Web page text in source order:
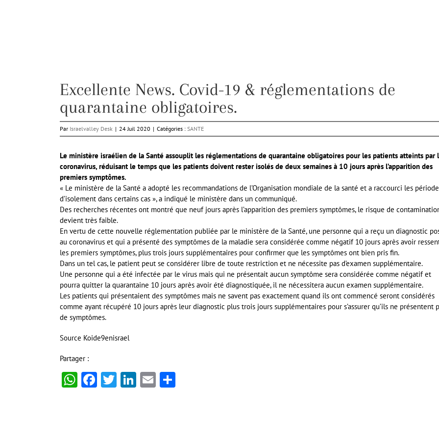
Excellente News. Covid-19 & réglementations de
quarantaine obligatoires.
Par Israelvalley Desk | 24 Juil 2020 | Catégories : SANTE
Le ministère israélien de la Santé assouplit les réglementations de quarantaine obligatoires pour les patients atteints par
coronavirus, réduisant le temps que les patients doivent rester isolés de deux semaines à 10 jours après l’apparition des
premiers symptômes.
« Le ministère de la Santé a adopté les recommandations de l’Organisation mondiale de la santé et a raccourci les
d’isolement dans certains cas », a indiqué le ministère dans un communiqué.
Des recherches récentes ont montré que neuf jours après l’apparition des premiers symptômes, le risque de
devient très faible.
En vertu de cette nouvelle réglementation publiée par le ministère de la Santé, une personne qui a reçu un diagnostic
au coronavirus et qui a présenté des symptômes de la maladie sera considérée comme négatif 10 jours après avoir
les premiers symptômes, plus trois jours supplémentaires pour confirmer que les symptômes ont bien pris fin.
Dans un tel cas, le patient peut se considérer libre de toute restriction et ne nécessite pas d’examen supplémentaire.
Une personne qui a été infectée par le virus mais qui ne présentait aucun symptôme sera considérée comme négatif et
pourra quitter la quarantaine 10 jours après avoir été diagnostiquée, il ne nécessitera aucun examen supplémentaire.
Les patients qui présentaient des symptômes mais ne savent pas exactement quand ils ont commencé seront considérés
comme ayant récupéré 10 jours après leur diagnostic plus trois jours supplémentaires pour s’assurer qu’ils ne présentent
de symptômes.
Source Koide9enisrael
Partager :
WhatsApp
Facebook
Twitter
LinkedIn
Email